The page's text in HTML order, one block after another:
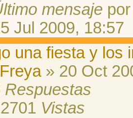
mensaje
Jul 2009, 18:57
una fiesta y los
Freya» 20 Oct
Respuestas
Vistas